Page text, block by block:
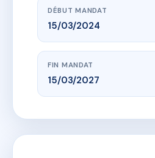
DÉBUT MANDAT
15/03/2024
FIN MANDAT
15/03/2027